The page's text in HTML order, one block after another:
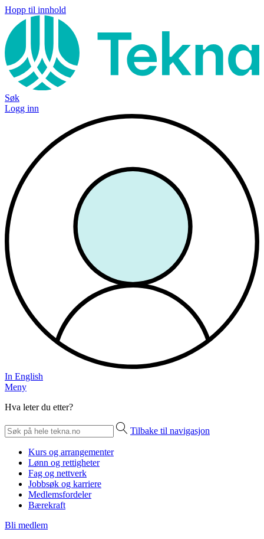
Hopp til innhold
Søk
Logg inn
In English
Meny
Hva leter du etter?
Tilbake til navigasjon
Kurs og arrangementer
Lønn og rettigheter
Fag og nettverk
Jobbsøk og karriere
Medlemsfordeler
Bærekraft
Bli medlem